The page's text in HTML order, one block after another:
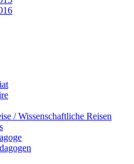
/ Wissenschaftliche Reisen